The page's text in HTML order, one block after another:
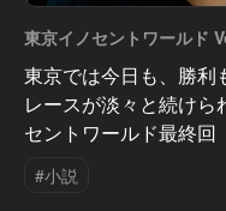
東京イノセントワールド
東京では今日も、勝利
レースが淡々と続けら
セントワールド最終回
#小説